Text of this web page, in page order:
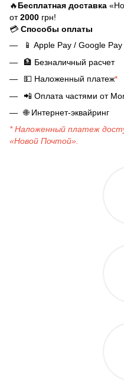
🔥Бесплатная доставка
от2000 грн!
💳 Способы оплаты
📱 Apple Pay / Google Pay
🏦 Безналичный расчет
💵 Наложенный платеж*
📲 Оплата частями от
🌐Интернет-эквайринг
* Наложенный платеж
«Новой Почтой».